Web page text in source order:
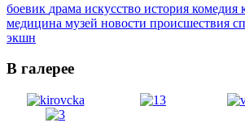
боевик драма искусство история комедия
медицина музей новости происшествия
экшн
В галерее